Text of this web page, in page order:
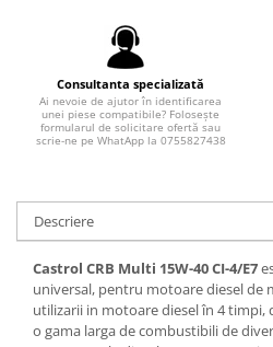
Placute frana
Discuri frana
Saboti frana
Senzori uzura placute
Tamburi frana
Suport etrier
Electrice
Bujii incandescente
Distributie
Kit distributie
Consultanta specializată
Ai nevoie de ajutor în identificarea
unei piese compatibile? Folosește
formularul de solicitare ofertă sau
scrie-ne pe WhatApp la 0755827438
Descriere
Castrol CRB Multi 15W-40 CI-4/E7
universal, pentru motoare diesel de
utilizarii in motoare diesel în 4 timpi,
o gama larga de combustibili de